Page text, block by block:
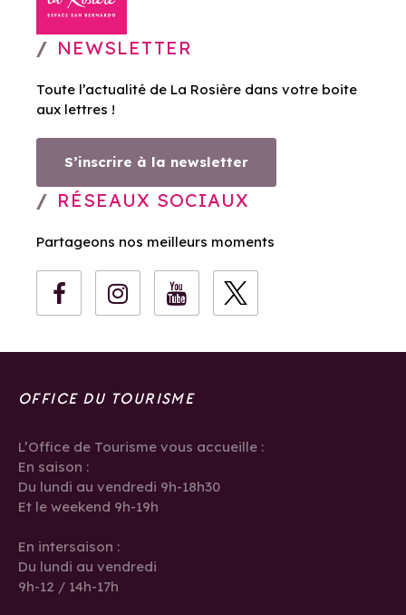
NEWSLETTER
Toute l’actualité de La Rosière dans votre boite
aux lettres !
S’inscrire à la newsletter
RÉSEAUX SOCIAUX
Partageons nos meilleurs moments
OFFICE DU TOURISME
L’Office de Tourisme vous accueille :
En saison :
Du lundi au vendredi 9h-18h30
Et le weekend 9h-19h
En intersaison :
Du lundi au vendredi
9h-12 / 14h-17h